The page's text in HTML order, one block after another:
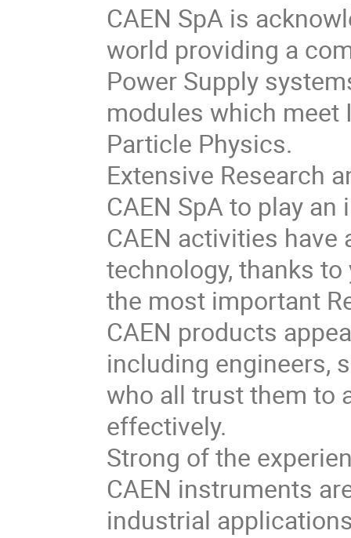
CAEN SpA is
world providing a
Power Supply
modules which meet
Particle Physics.
Extensive Research
CAEN SpA to play
CAEN activities
technology, thanks
the most important
CAEN products
including engineers,
who all trust them to
effectively.
Strong of the
CAEN instruments
industrial